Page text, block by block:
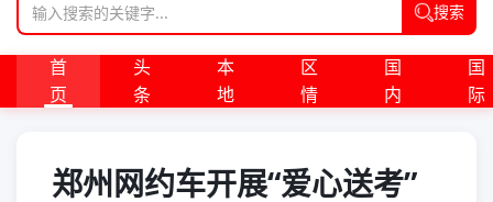
搜索
首
页
头
条
本
地
区
情
国
内
国
际
郑州网约车开展“爱心送考”